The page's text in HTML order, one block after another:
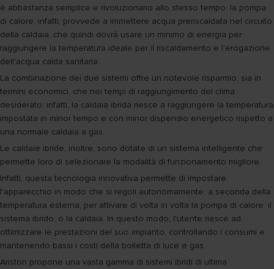
è abbastanza semplice e rivoluzionario allo stesso tempo: la pompa
di calore, infatti, provvede a immettere acqua preriscaldata nel circuito
della caldaia, che quindi dovrà usare un minimo di energia per
raggiungere la temperatura ideale per il riscaldamento e l'erogazione
dell'acqua calda sanitaria.
La combinazione dei due sistemi offre un notevole risparmio, sia in
termini economici, che nei tempi di raggiungimento del clima
desiderato: infatti, la caldaia ibrida riesce a raggiungere la temperatura
impostata in minor tempo e con minor dispendio energetico rispetto a
una normale caldaia a gas.
Le caldaie ibride, inoltre, sono dotate di un sistema intelligente che
permette loro di selezionare la modalità di funzionamento migliore.
Infatti, questa tecnologia innovativa permette di impostare
l'apparecchio in modo che si regoli autonomamente, a seconda della
temperatura esterna, per attivare di volta in volta la pompa di calore, il
sistema ibrido, o la caldaia. In questo modo, l'utente riesce ad
ottimizzare le prestazioni del suo impianto, controllando i consumi e
mantenendo bassi i costi della bolletta di luce e gas.
Ariston propone una vasta gamma di sistemi ibridi di ultima